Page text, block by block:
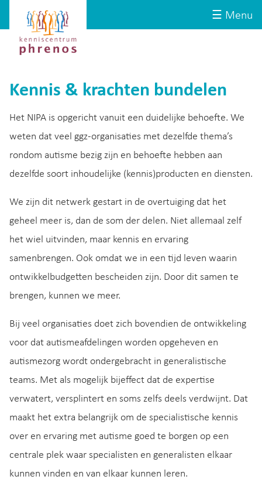
☰ Menu
Kenniscentrum
Phrenos
website
Kennis & krachten bundelen
Het NIPA is opgericht vanuit een duidelijke behoefte. We
weten dat veel ggz-organisaties met dezelfde thema’s
rondom autisme bezig zijn en behoefte hebben aan
dezelfde soort inhoudelijke (kennis)producten en diensten.
We zijn dit netwerk gestart in de overtuiging dat het
geheel meer is, dan de som der delen. Niet allemaal zelf
het wiel uitvinden, maar kennis en ervaring
samenbrengen. Ook omdat we in een tijd leven waarin
ontwikkelbudgetten bescheiden zijn. Door dit samen te
brengen, kunnen we meer.
Bij veel organisaties doet zich bovendien de ontwikkeling
voor dat autismeafdelingen worden opgeheven en
autismezorg wordt ondergebracht in generalistische
teams. Met als mogelijk bijeffect dat de expertise
verwatert, versplintert en soms zelfs deels verdwijnt. Dat
maakt het extra belangrijk om de specialistische kennis
over en ervaring met autisme goed te borgen op een
centrale plek waar specialisten en generalisten elkaar
kunnen vinden en van elkaar kunnen leren.